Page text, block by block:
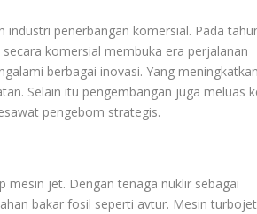
penerbangan komersial. Pada
komersial membuka era perjalanan
berbagai inovasi. Yang meningkatkan
Selain itu pengembangan juga meluas
pengebom strategis.
jet. Dengan tenaga nuklir sebagai
bakar fosil seperti avtur. Mesin turbojet